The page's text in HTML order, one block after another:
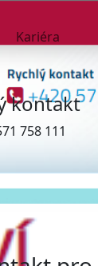
Kariéra
kontakt
758 111